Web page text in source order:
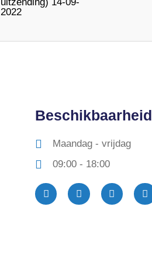
2022
Beschikbaarheid
Maandag - vrijdag
09:00 - 18:00